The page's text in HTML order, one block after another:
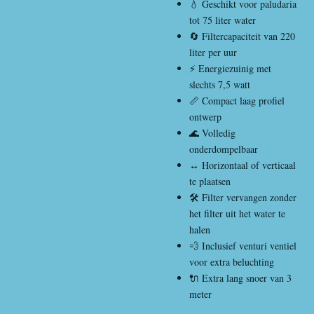
💧 Geschikt voor paludaria
tot 75 liter water
🔄 Filtercapaciteit van 220
liter per uur
⚡ Energiezuinig met
slechts 7,5 watt
📏 Compact laag profiel
ontwerp
🌊 Volledig
onderdompelbaar
↔️ Horizontaal of verticaal
te plaatsen
🛠️ Filter vervangen zonder
het filter uit het water te
halen
💨 Inclusief venturi ventiel
voor extra beluchting
🔌 Extra lang snoer van 3
meter